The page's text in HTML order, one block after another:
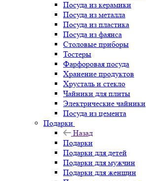
Посуда из керамики
Посуда из металла
Посуда из пластика
Посуда из фаянса
Столовые приборы
Тостеры
Фарфоровая посуда
Хранение продуктов
Хрусталь и стекло
Чайники для плиты
Электрические чайники
Посуда из цемента
Подарки
Назад
Подарки
Подарки для детей
Подарки для мужчин
Подарки для женщин